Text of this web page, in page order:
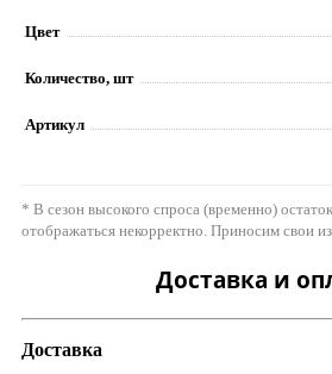
Цвет
Количество, шт
Артикул
* В сезон высокого спроса (временно)
отображаться некорректно. Приносим свои
Доставка и
Доставка